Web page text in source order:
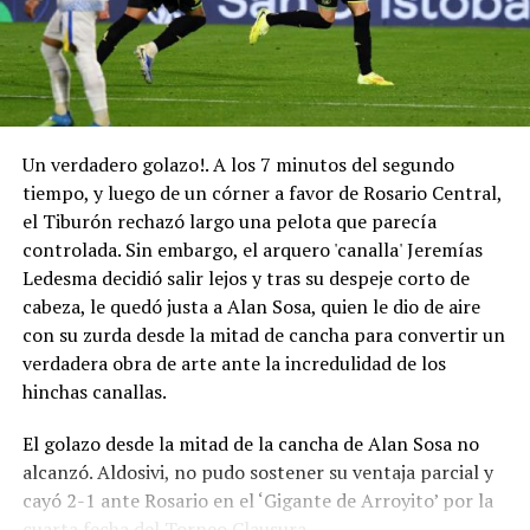
dispuesto, previo a su inicio, la realización de un minuto
de silencio en todos los partidos a celebrarse en todas
las Categorías del Fútbol argentino y la utilización de un
brazalete negro por parte del plantel arbitral, jugadores
y cuerpos técnicos”.
“Asimismo, las banderas de las instalaciones de la AFA
ondearan a media asta, en señal de duelo, hasta el
viernes 14 de agosto próximo”.
“En este momento de inmensa tristeza, el presidente
Claudio Tapia, los miembros del Comité Ejecutivo y toda
la familia del fútbol argentino acompañan a Lionel, a sus
hermanos, familiares y seres queridos, haciéndoles llegar
sus más sinceras condolencias y todo su afecto”.
La noticia impactó en distintos ámbitos del fútbol
argentino: Newell’s, Rosario Central, River, Barracas
Central y Defensa y Justicia fueron algunas de las
Un verdadero golazo!. A los 7 minutos del segundo
tiempo, y luego de un córner a favor de Rosario Central,
el Tiburón rechazó largo una pelota que parecía
controlada. Sin embargo, el arquero 'canalla' Jeremías
Ledesma decidió salir lejos y tras su despeje corto de
cabeza, le quedó justa a Alan Sosa, quien le dio de aire
con su zurda desde la mitad de cancha para convertir un
verdadera obra de arte ante la incredulidad de los
hinchas canallas.
El golazo desde la mitad de la cancha de Alan Sosa no
alcanzó. Aldosivi, no pudo sostener su ventaja parcial y
cayó 2-1 ante Rosario en el ‘Gigante de Arroyito’ por la